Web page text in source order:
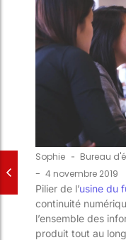
Sophie - Bureau
- 4 novembre 2019
Pilier de l’usine du
continuité
l’ensemble des
produit tout au